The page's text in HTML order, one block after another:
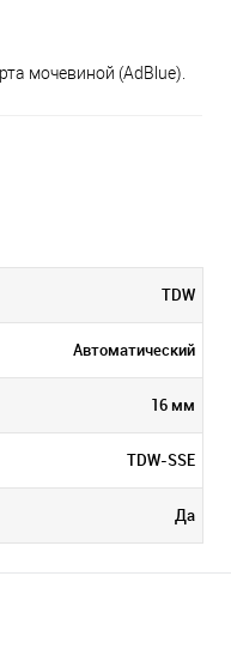
мочевиной (AdBlue).
TDW
Автоматический
16 мм
TDW-SSE
Да